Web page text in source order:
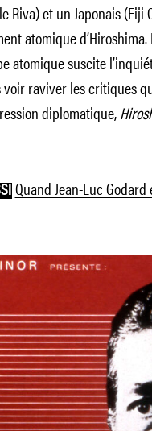
Riva) et un Japonais
atomique
atomique suscite
raviver les critiques
diplomatique,
Quand Jean-Luc